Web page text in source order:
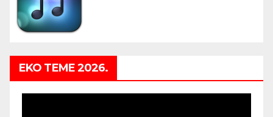
EKO TEME 2026.